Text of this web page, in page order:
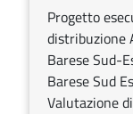
Progetto
distribuzione
Barese Sud-
Barese Sud
Valutazione